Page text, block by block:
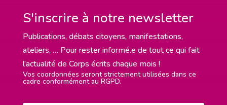
S'inscrire à notre newsletter
Publications, débats citoyens, manifestations,
ateliers, … Pour rester informé.e de tout ce qui fait
l’actualité de Corps écrits chaque mois !
Vos coordonnées seront strictement utilisées dans ce
cadre conformément au RGPD.